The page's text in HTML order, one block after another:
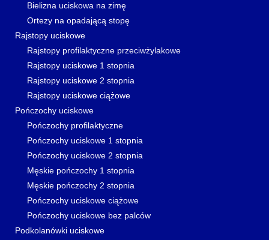
Bielizna uciskowa na zimę
Ortezy na opadającą stopę
Rajstopy uciskowe
Rajstopy profilaktyczne przeciwżylakowe
Rajstopy uciskowe 1 stopnia
Rajstopy uciskowe 2 stopnia
Rajstopy uciskowe ciążowe
Pończochy uciskowe
Pończochy profilaktyczne
Pończochy uciskowe 1 stopnia
Pończochy uciskowe 2 stopnia
Męskie pończochy 1 stopnia
Męskie pończochy 2 stopnia
Pończochy uciskowe ciążowe
Pończochy uciskowe bez palców
Podkolanówki uciskowe